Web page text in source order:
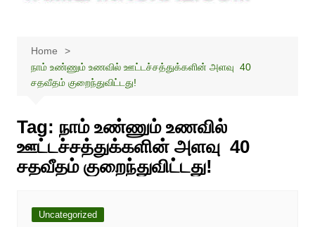
Home
நாம் உண்ணும் உணவில் ஊட்டச்சத்துக்களின் அளவு 40
சதவீதம் குறைந்துவிட்டது!
Tag: நாம் உண்ணும் உணவில்
ஊட்டச்சத்துக்களின் அளவு 40
சதவீதம் குறைந்துவிட்டது!
Uncategorized